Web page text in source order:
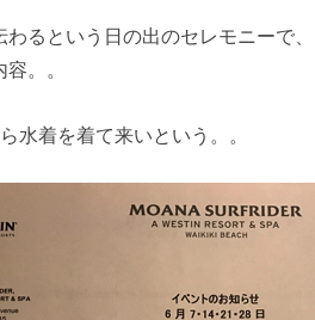
わるという日の出のセレモニーで
。。
水着を着て来いという。。